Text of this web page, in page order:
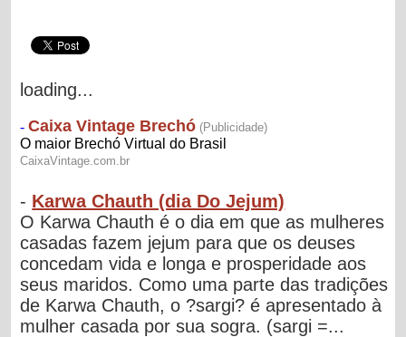
loading...
- Karwa Chauth (dia Do Jejum)
O Karwa Chauth é o dia em que as mulheres
casadas fazem jejum para que os deuses
concedam vida e longa e prosperidade aos
seus maridos. Como uma parte das tradições
de Karwa Chauth, o ?sargi? é apresentado à
mulher casada por sua sogra. (sargi =...